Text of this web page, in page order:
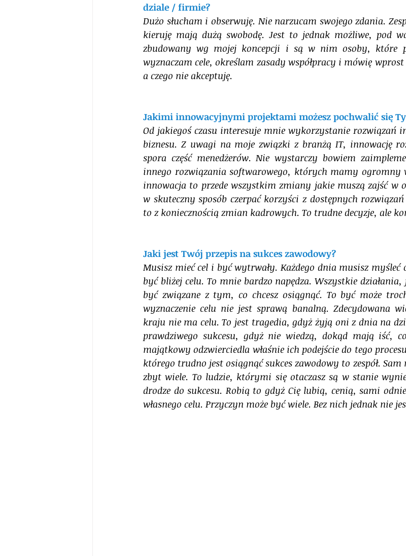
dziale / firmie?
Dużo słucham i obserwuję. Nie narzucam swojego zdania.
kieruję mają dużą swobodę. Jest to jednak możliwe, pod
zbudowany wg mojej koncepcji i są w nim osoby, które
wyznaczam cele, określam zasady współpracy i mówię
a czego nie akceptuję.
Jakimi innowacyjnymi projektami możesz pochwalić się
Od jakiegoś czasu interesuje mnie wykorzystanie rozwiązań
biznesu. Z uwagi na moje związki z branżą IT, innowację
spora część menedżerów. Nie wystarczy bowiem
innego rozwiązania softwarowego, których mamy
innowacja to przede wszystkim zmiany jakie muszą zajść w
w skuteczny sposób czerpać korzyści z dostępnych
to z koniecznością zmian kadrowych. To trudne decyzje, ale
Jaki jest Twój przepis na sukces zawodowy?
Musisz mieć cel i być wytrwały. Każdego dnia musisz
być bliżej celu. To mnie bardzo napędza. Wszystkie
być związane z tym, co chcesz osiągnąć. To być może
wyznaczenie celu nie jest sprawą banalną. Zdecydowana
kraju nie ma celu. To jest tragedia, gdyż żyją oni z dnia na
prawdziwego sukcesu, gdyż nie wiedzą, dokąd mają iść,
majątkowy odzwierciedla właśnie ich podejście do tego
którego trudno jest osiągnąć sukces zawodowy to zespół.
zbyt wiele. To ludzie, którymi się otaczasz są w stanie
drodze do sukcesu. Robią to gdyż Cię lubią, cenią, sami
własnego celu. Przyczyn może być wiele. Bez nich jednak nie